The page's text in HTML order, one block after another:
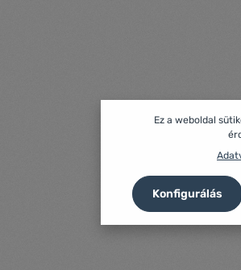
Ez a weboldal
Konfigurálás